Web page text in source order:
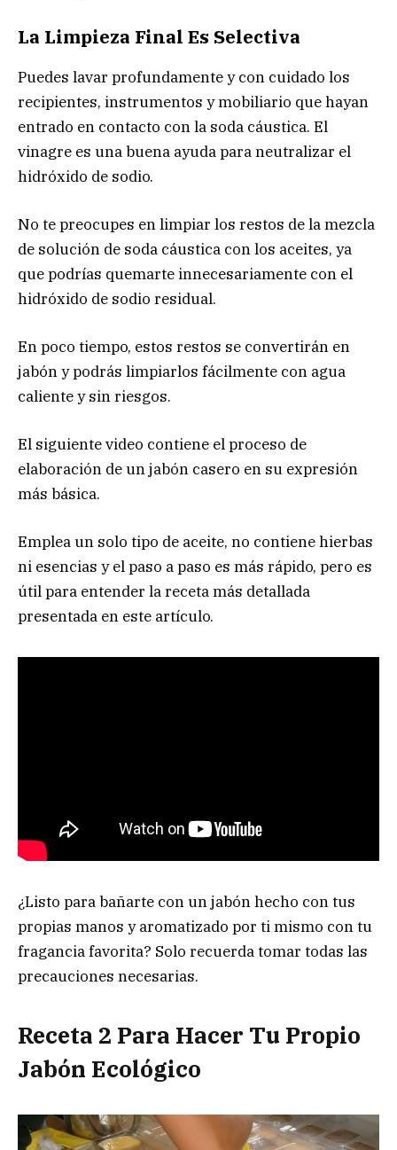
La Limpieza Final Es Selectiva
Puedes lavar profundamente y con cuidado los
recipientes, instrumentos y mobiliario que hayan
entrado en contacto con la soda cáustica. El
vinagre es una buena ayuda para neutralizar el
hidróxido de sodio.
No te preocupes en limpiar los restos de la mezcla
de solución de soda cáustica con los aceites, ya
que podrías quemarte innecesariamente con el
hidróxido de sodio residual.
En poco tiempo, estos restos se convertirán en
jabón y podrás limpiarlos fácilmente con agua
caliente y sin riesgos.
El siguiente video contiene el proceso de
elaboración de un jabón casero en su expresión
más básica.
Emplea un solo tipo de aceite, no contiene hierbas
ni esencias y el paso a paso es más rápido, pero es
útil para entender la receta más detallada
presentada en este artículo.
¿Listo para bañarte con un jabón hecho con tus
propias manos y aromatizado por ti mismo con tu
fragancia favorita? Solo recuerda tomar todas las
precauciones necesarias.
Receta 2 Para Hacer Tu Propio
Jabón Ecológico